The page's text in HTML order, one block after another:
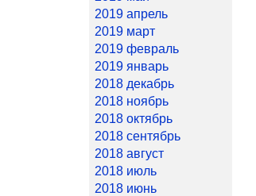
2019 апрель
2019 март
2019 февраль
2019 январь
2018 декабрь
2018 ноябрь
2018 октябрь
2018 сентябрь
2018 август
2018 июль
2018 июнь